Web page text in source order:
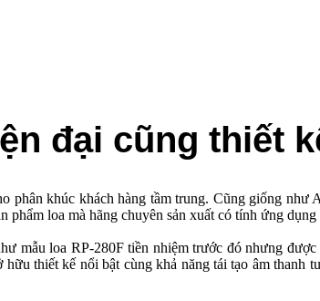
đại cũng thiết
khúc khách hàng tầm trung. Cũng giống như
loa mà hãng chuyên sản xuất có tính ứng
mẫu loa RP-280F tiền nhiệm trước đó nhưng
thiết kế nổi bật cùng khả năng tái tạo âm thanh